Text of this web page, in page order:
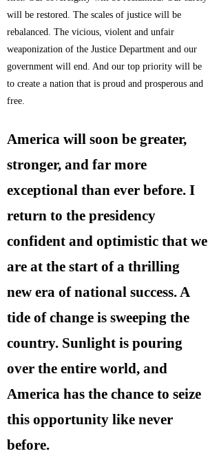
will be restored. The scales of justice will be
rebalanced. The vicious, violent and unfair
weaponization of the Justice Department and our
government will end. And our top priority will be
to create a nation that is proud and prosperous and
free.
America will soon be greater,
stronger, and far more
exceptional than ever before. I
return to the presidency
confident and optimistic that we
are at the start of a thrilling
new era of national success. A
tide of change is sweeping the
country. Sunlight is pouring
over the entire world, and
America has the chance to seize
this opportunity like never
before.